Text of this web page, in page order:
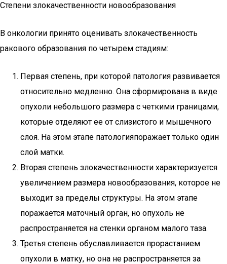
Степени злокачественности новообразования
В онкологии принято оценивать злокачественность
ракового образования по четырем стадиям:
Первая степень, при которой патология развивается
относительно медленно. Она сформирована в виде
опухоли небольшого размера с четкими границами,
которые отделяют ее от слизистого и мышечного
слоя. На этом этапе патологияпоражает только один
слой матки.
Вторая степень злокачественности характеризуется
увеличением размера новообразования, которое не
выходит за пределы структуры. На этом этапе
поражается маточный орган, но опухоль не
распространяется на стенки органом малого таза.
Третья степень обуславливается прорастанием
опухоли в матку, но она не распространяется за